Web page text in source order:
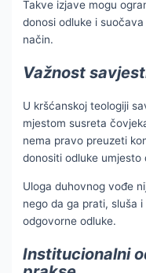
Takve izjave mogu
donosi odluke i
način.
Važnost
U kršćanskoj teologiji
mjestom susreta
nema pravo preuzeti
donositi odluke umjesto
Uloga duhovnog vođe
nego da ga prati, sluša
odgovorne odluke.
Institucionalni